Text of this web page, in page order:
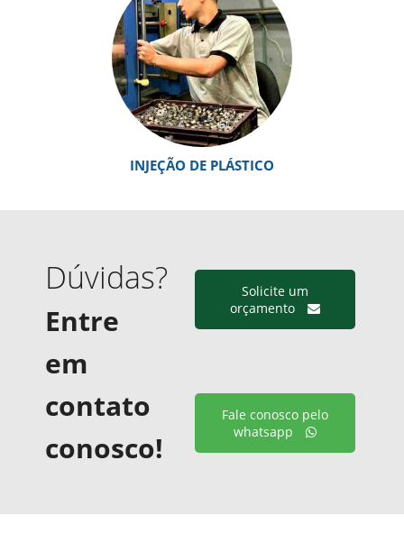
INJEÇÃO DE PLÁSTICO
Dúvidas?
Entre
em
contato
conosco!
Solicite um
orçamento
Fale conosco pelo
whatsapp